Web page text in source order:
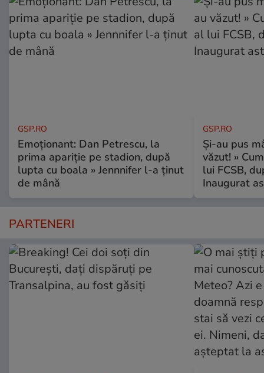
GSP.RO
Emoționant: Dan Petrescu, la
prima apariție pe stadion, după
lupta cu boala » Jennnifer l-a ținut
de mână
GSP.RO
Și-au pus
văzut! »
lui FCSB,
Inaugurat
PARTENERI